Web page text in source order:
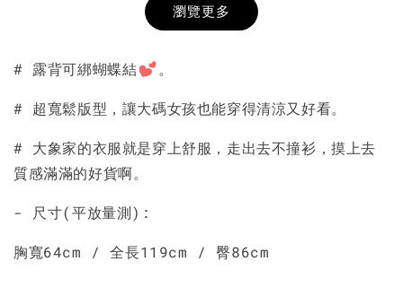
+NT$ 190
-
瀏覽更多
# 露背可綁蝴蝶結 。
# 超寬鬆版型，讓大碼女孩也能穿得清涼又好看。
# 大象家的衣服就是穿上舒服，走出去不撞衫，摸上去
質感滿滿的好貨啊。
- 尺寸(平放量測):
胸寬64cm / 全長119cm / 臀86cm